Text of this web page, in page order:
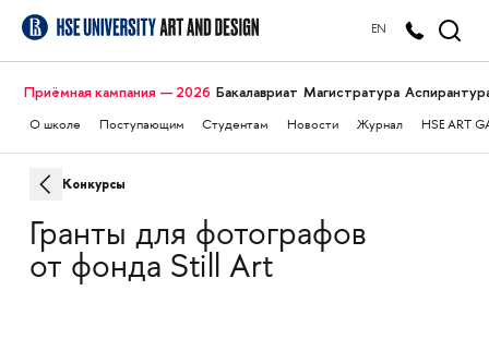
EN
Приёмная кампания — 2026 Бакалавриат Магистратура
О школе Поступающим Студентам Новости Журнал HSE ART
Конкурсы
Гранты для фотографов
от фонда Still Art